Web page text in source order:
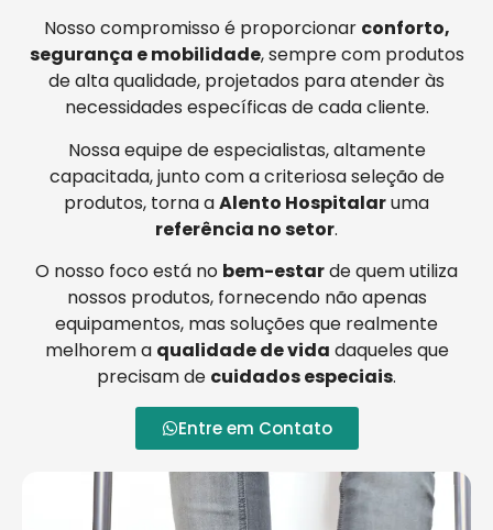
Nosso compromisso é proporcionar conforto,
segurança e mobilidade, sempre com produtos
de alta qualidade, projetados para atender às
necessidades específicas de cada cliente.
Nossa equipe de especialistas, altamente
capacitada, junto com a criteriosa seleção de
produtos, torna aAlento Hospitalaruma
referência no setor.
O nosso foco está no bem-estarde quem utiliza
nossos produtos, fornecendo não apenas
equipamentos, mas soluções que realmente
melhorem a qualidade de vida daqueles que
precisam de cuidados especiais.
Entre em Contato